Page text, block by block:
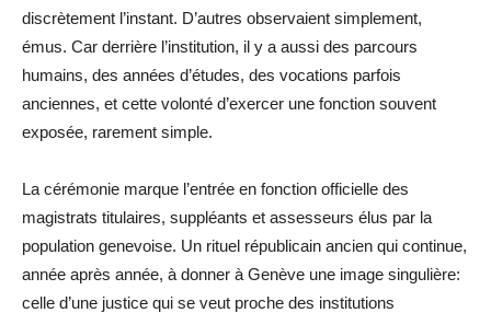
discrètement l’instant. D’autres observaient simplement,
émus. Car derrière l’institution, il y a aussi des parcours
humains, des années d’études, des vocations parfois
anciennes, et cette volonté d’exercer une fonction souvent
exposée, rarement simple.
La cérémonie marque l’entrée en fonction officielle des
magistrats titulaires, suppléants et assesseurs élus par la
population genevoise. Un rituel républicain ancien qui continue,
année après année, à donner à Genève une image singulière:
celle d’une justice qui se veut proche des institutions